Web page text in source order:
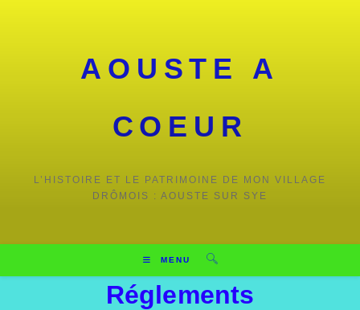
AOUSTE A
COEUR
L’HISTOIRE ET LE PATRIMOINE DE MON VILLAGE
DRÔMOIS : AOUSTE SUR SYE
MENU
Réglements